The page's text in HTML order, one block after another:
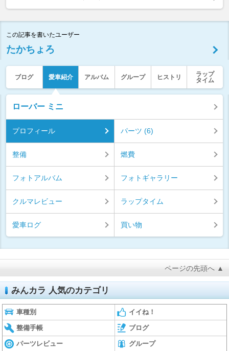
この記事を書いたユーザー
たかちょろ
ブログ 愛車紹介 アルバム グループ ヒストリ
ラップ
タイム
ローバー ミニ
プロフィール パーツ (6)
整備 燃費
フォトアルバム フォトギャラリー
クルマレビュー ラップタイム
愛車ログ 買い物
ページの先頭へ ▲
みんカラ 人気のカテゴリ
車種別 イイね！
整備手帳 ブログ
パーツレビュー グループ